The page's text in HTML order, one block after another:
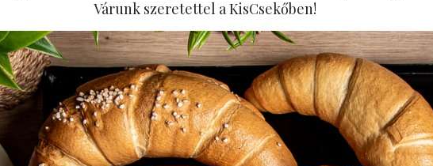
Várunk szeretettel a KisCsekőben!